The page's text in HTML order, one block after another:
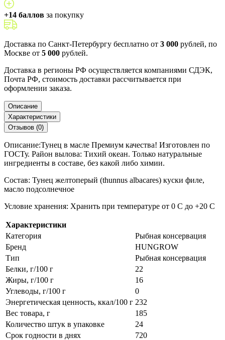
+14 баллов за покупку
Доставка по Санкт-Петербургу бесплатно от 3 000 рублей, по
Москве от 5 000 рублей.
Доставка в регионы РФ осуществляется компаниями СДЭК,
Почта РФ, стоимость доставки рассчитывается при
оформлении заказа.
Описание
Характеристики
Отзывов (0)
Описание:Тунец в масле Премиум качества! Изготовлен по
ГОСТу. Район вылова: Тихий океан. Только натуральные
ингредиенты в составе, без какой либо химии.
Состав: Тунец желтоперый (thunnus albacares) куски филе,
масло подсолнечное
Условие хранения: Хранить при температуре от 0 С до +20 С
Характеристики
Категория
Рыбная консервация
Бренд
HUNGROW
Тип
Рыбная консервация
Белки, г/100 г
22
Жиры, г/100 г
16
Углеводы, г/100 г
0
Энергетическая ценность, ккал/100 г 232
Вес товара, г
185
Количество штук в упаковке
24
Срок годности в днях
720